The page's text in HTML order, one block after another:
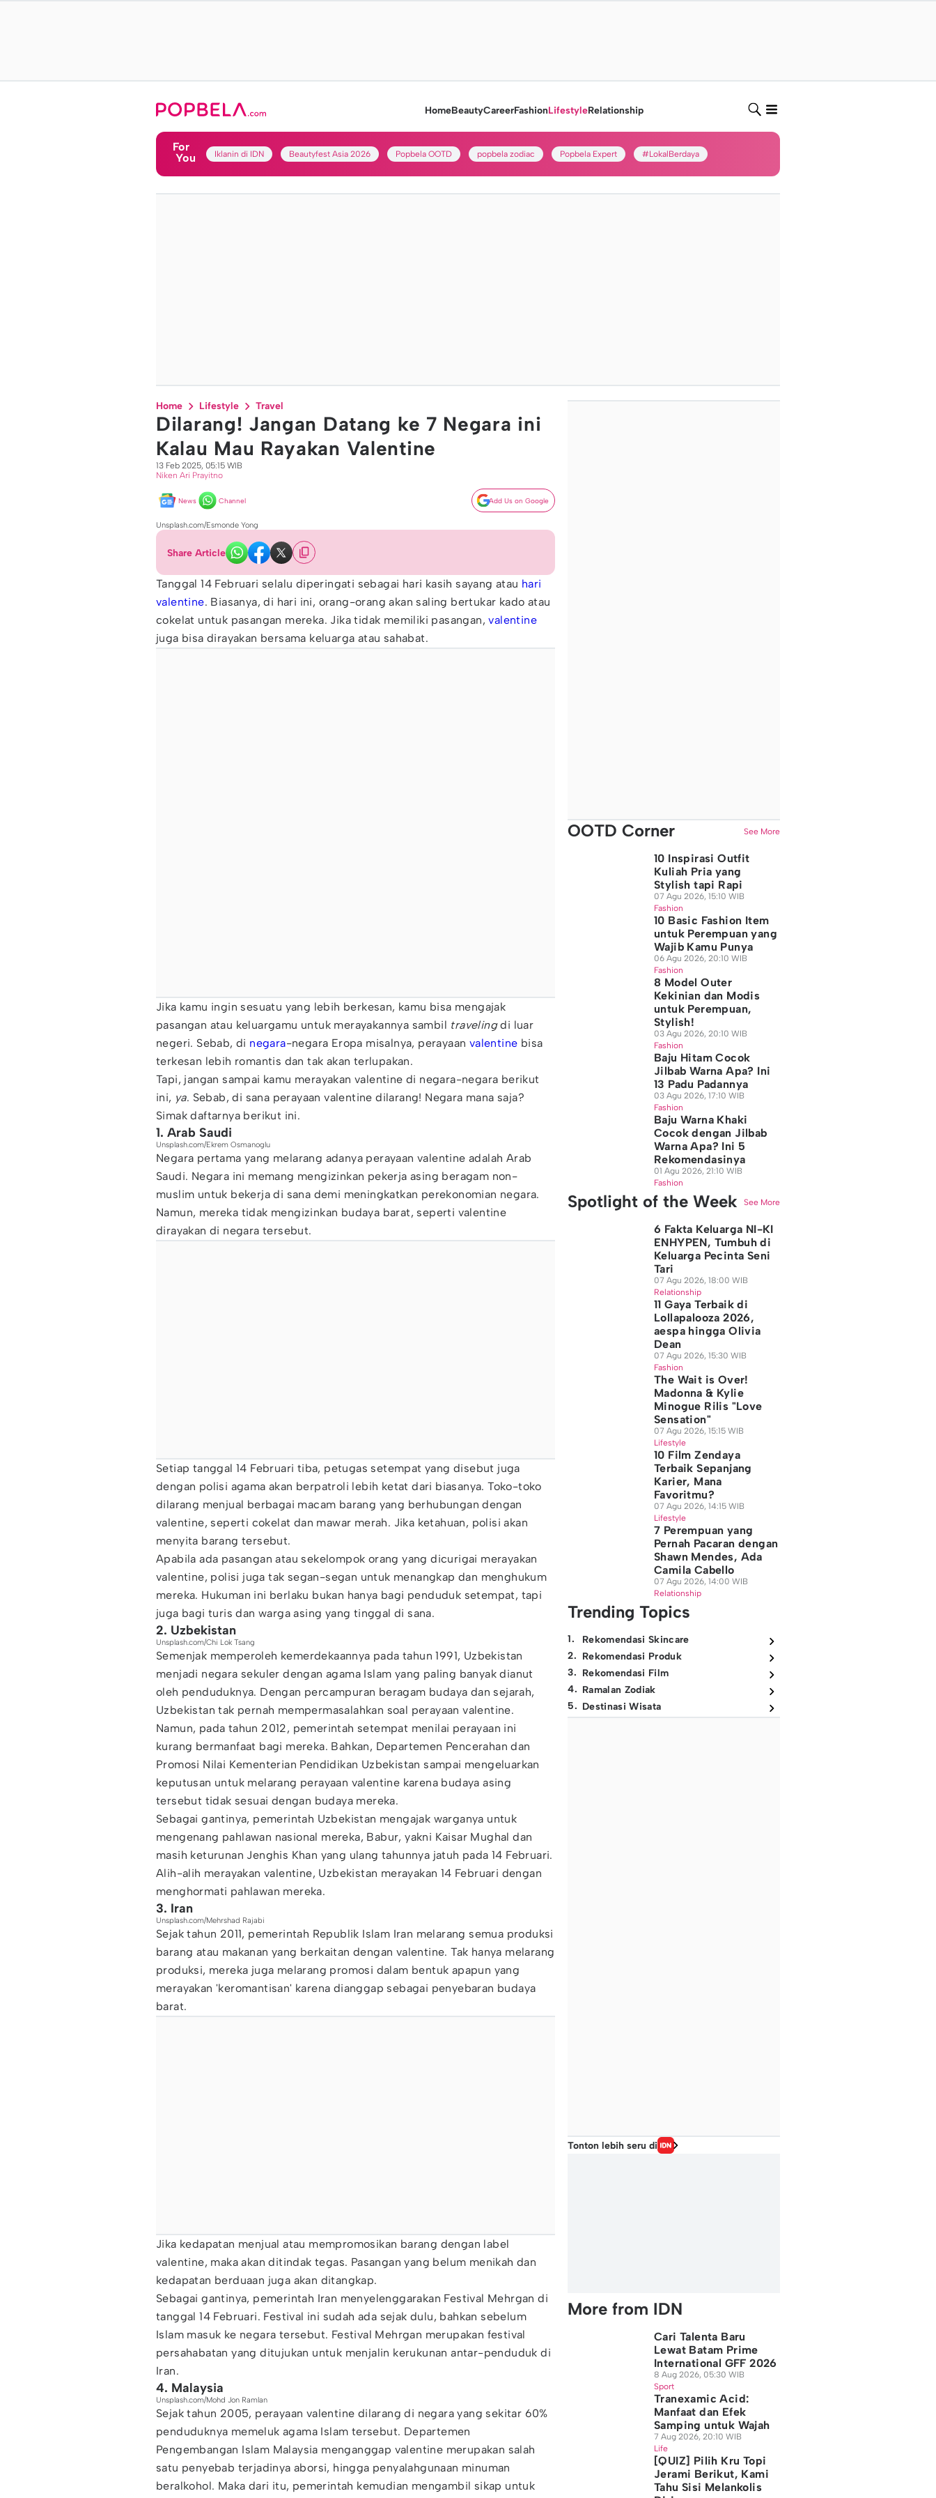
HomeBeautyCareerFashionLifestyleRelationship
For
You
Iklanin di IDN Beautyfest Asia 2026 Popbela OOTD popbela zodiac Popbela Expert #LokalBerdaya
Home Lifestyle Travel
Dilarang! Jangan Datang ke 7 Negara ini
Kalau Mau Rayakan Valentine
13 Feb 2025, 05:15 WIB
Niken Ari Prayitno
News Channel Add Us on Google
Unsplash.com/Esmonde Yong
Share Article
Tanggal 14 Februari selalu diperingati sebagai hari kasih sayang atau hari
valentine. Biasanya, di hari ini, orang-orang akan saling bertukar kado atau
cokelat untuk pasangan mereka. Jika tidak memiliki pasangan,valentine
juga bisa dirayakan bersama keluarga atau sahabat.
Jika kamu ingin sesuatu yang lebih berkesan, kamu bisa mengajak
pasangan atau keluargamu untuk merayakannya sambil travelingdi luar
negeri. Sebab, di negara-negara Eropa misalnya, perayaan valentine bisa
terkesan lebih romantis dan tak akan terlupakan.
Tapi, jangan sampai kamu merayakan valentine di negara-negara berikut
ini, ya. Sebab, di sana perayaan valentine dilarang! Negara mana saja?
Simak daftarnya berikut ini.
1. Arab Saudi
Unsplash.com/Ekrem Osmanoglu
Negara pertama yang melarang adanya perayaan valentine adalah Arab
Saudi. Negara ini memang mengizinkan pekerja asing beragam non-
muslim untuk bekerja di sana demi meningkatkan perekonomian negara.
Namun, mereka tidak mengizinkan budaya barat, seperti valentine
dirayakan di negara tersebut.
Setiap tanggal 14 Februari tiba, petugas setempat yang disebut juga
dengan polisi agama akan berpatroli lebih ketat dari biasanya. Toko-toko
dilarang menjual berbagai macam barang yang berhubungan dengan
valentine, seperti cokelat dan mawar merah. Jika ketahuan, polisi akan
menyita barang tersebut.
Apabila ada pasangan atau sekelompok orang yang dicurigai merayakan
valentine, polisi juga tak segan-segan untuk menangkap dan menghukum
mereka. Hukuman ini berlaku bukan hanya bagi penduduk setempat, tapi
juga bagi turis dan warga asing yang tinggal di sana.
2. Uzbekistan
Unsplash.com/Chi Lok Tsang
Semenjak memperoleh kemerdekaannya pada tahun 1991, Uzbekistan
menjadi negara sekuler dengan agama Islam yang paling banyak dianut
oleh penduduknya. Dengan percampuran beragam budaya dan sejarah,
Uzbekistan tak pernah mempermasalahkan soal perayaan valentine.
Namun, pada tahun 2012, pemerintah setempat menilai perayaan ini
kurang bermanfaat bagi mereka. Bahkan, Departemen Pencerahan dan
Promosi Nilai Kementerian Pendidikan Uzbekistan sampai mengeluarkan
keputusan untuk melarang perayaan valentine karena budaya asing
tersebut tidak sesuai dengan budaya mereka.
Sebagai gantinya, pemerintah Uzbekistan mengajak warganya untuk
mengenang pahlawan nasional mereka, Babur, yakni Kaisar Mughal dan
masih keturunan Jenghis Khan yang ulang tahunnya jatuh pada 14 Februari.
Alih-alih merayakan valentine, Uzbekistan merayakan 14 Februari dengan
menghormati pahlawan mereka.
3. Iran
Unsplash.com/Mehrshad Rajabi
Sejak tahun 2011, pemerintah Republik Islam Iran melarang semua produksi
barang atau makanan yang berkaitan dengan valentine. Tak hanya melarang
produksi, mereka juga melarang promosi dalam bentuk apapun yang
merayakan 'keromantisan' karena dianggap sebagai penyebaran budaya
barat.
Jika kedapatan menjual atau mempromosikan barang dengan label
valentine, maka akan ditindak tegas. Pasangan yang belum menikah dan
kedapatan berduaan juga akan ditangkap.
Sebagai gantinya, pemerintah Iran menyelenggarakan Festival Mehrgan di
tanggal 14 Februari. Festival ini sudah ada sejak dulu, bahkan sebelum
Islam masuk ke negara tersebut. Festival Mehrgan merupakan festival
persahabatan yang ditujukan untuk menjalin kerukunan antar-penduduk di
Iran.
4. Malaysia
Unsplash.com/Mohd Jon Ramlan
Sejak tahun 2005, perayaan valentine dilarang di negara yang sekitar 60%
penduduknya memeluk agama Islam tersebut. Departemen
Pengembangan Islam Malaysia menganggap valentine merupakan salah
satu penyebab terjadinya aborsi, hingga penyalahgunaan minuman
beralkohol. Maka dari itu, pemerintah kemudian mengambil sikap untuk
OOTD Corner See More
10 Inspirasi Outfit
Kuliah Pria yang
Stylish tapi Rapi
07 Agu 2026, 15:10 WIB
Fashion
10 Basic Fashion Item
untuk Perempuan yang
Wajib Kamu Punya
06 Agu 2026, 20:10 WIB
Fashion
8 Model Outer
Kekinian dan Modis
untuk Perempuan,
Stylish!
03 Agu 2026, 20:10 WIB
Fashion
Baju Hitam Cocok
Jilbab Warna Apa? Ini
13 Padu Padannya
03 Agu 2026, 17:10 WIB
Fashion
Baju Warna Khaki
Cocok dengan Jilbab
Warna Apa? Ini 5
Rekomendasinya
01 Agu 2026, 21:10 WIB
Fashion
Spotlight of the Week See More
6 Fakta Keluarga NI-KI
ENHYPEN, Tumbuh di
Keluarga Pecinta Seni
Tari
07 Agu 2026, 18:00 WIB
Relationship
11 Gaya Terbaik di
Lollapalooza 2026,
aespa hingga Olivia
Dean
07 Agu 2026, 15:30 WIB
Fashion
The Wait is Over!
Madonna & Kylie
Minogue Rilis "Love
Sensation"
07 Agu 2026, 15:15 WIB
Lifestyle
10 Film Zendaya
Terbaik Sepanjang
Karier, Mana
Favoritmu?
07 Agu 2026, 14:15 WIB
Lifestyle
7 Perempuan yang
Pernah Pacaran dengan
Shawn Mendes, Ada
Camila Cabello
07 Agu 2026, 14:00 WIB
Relationship
Trending Topics
1.
Rekomendasi Skincare
2. Rekomendasi Produk
3. Rekomendasi Film
4. Ramalan Zodiak
5. Destinasi Wisata
Tonton lebih seru di
More from IDN
Cari Talenta Baru
Lewat Batam Prime
International GFF 2026
8 Aug 2026, 05:30 WIB
Sport
Tranexamic Acid:
Manfaat dan Efek
Samping untuk Wajah
7 Aug 2026, 20:10 WIB
Life
[QUIZ] Pilih Kru Topi
Jerami Berikut, Kami
Tahu Sisi Melankolis